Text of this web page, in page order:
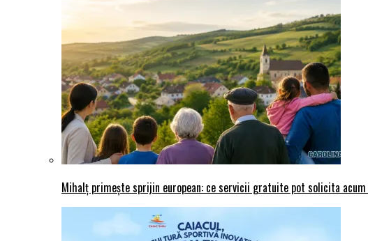
Mihalț primește sprijin european: ce servicii gratuite pot solicita